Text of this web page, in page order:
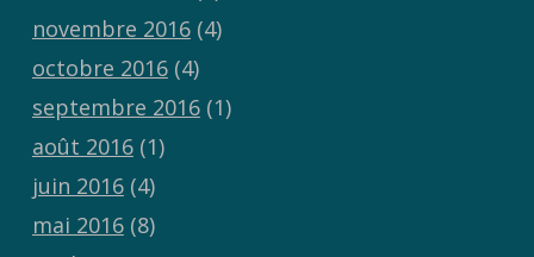
novembre 2016(4)
octobre 2016(4)
septembre 2016(1)
août 2016(1)
juin 2016(4)
mai 2016(8)